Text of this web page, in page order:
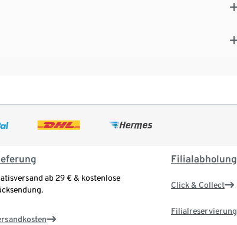
ab 29 € & kostenlose
Filialabholung
Click & Collect
Filialreservierung